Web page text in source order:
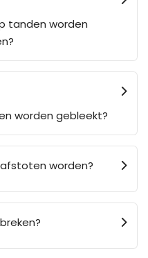
tanden worden
worden gebleekt?
worden?